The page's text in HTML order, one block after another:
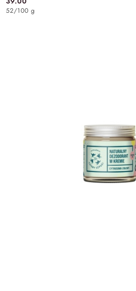
Cena:
52/100 g